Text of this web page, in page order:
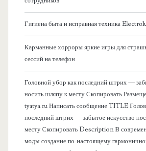
Гигиена быта и исправная техника
Карманные хорроры яркие игры для
сессий на телефон
Головной убор как последний штрих —
носить шляпу к месту Скопировать
tyatya.ru Написать сообщение TITLE
последний штрих — забытое искусство
месту Скопировать Description В
моды создание по-настоящему